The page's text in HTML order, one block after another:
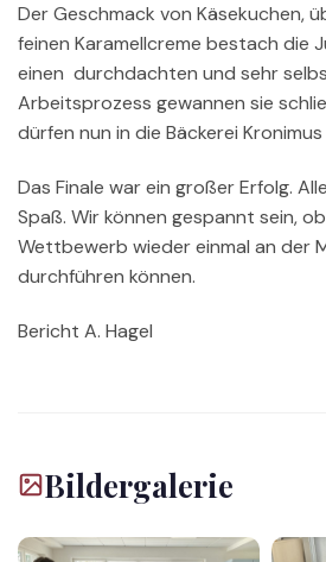
Der Geschmack von Käsekuchen,
feinen Karamellcreme bestach die
einen durchdachten und sehr
Arbeitsprozess gewannen sie
dürfen nun in die Bäckerei Kronimus
Das Finale war ein großer Erfolg.
Spaß. Wir können gespannt sein,
Wettbewerb wieder einmal an der
durchführen können.
Bericht A. Hagel
Bildergalerie